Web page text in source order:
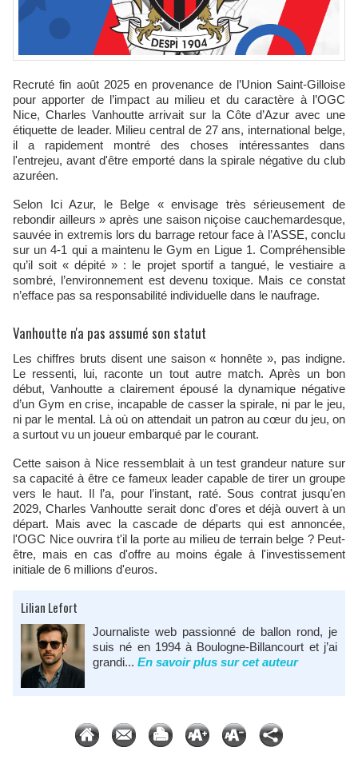
Recruté fin août 2025 en provenance de l’Union Saint-Gilloise
pour apporter de l’impact au milieu et du caractère à l’OGC
Nice, Charles Vanhoutte arrivait sur la Côte d’Azur avec une
étiquette de leader. Milieu central de 27 ans, international belge,
il a rapidement montré des choses intéressantes dans
l'entrejeu, avant d'être emporté dans la spirale négative du club
azuréen.
Selon Ici Azur, le Belge « envisage très sérieusement de
rebondir ailleurs » après une saison niçoise cauchemardesque,
sauvée in extremis lors du barrage retour face à l’ASSE, conclu
sur un 4-1 qui a maintenu le Gym en Ligue 1. Compréhensible
qu’il soit « dépité » : le projet sportif a tangué, le vestiaire a
sombré, l’environnement est devenu toxique. Mais ce constat
n’efface pas sa responsabilité individuelle dans le naufrage.
Vanhoutte n'a pas assumé son statut
Les chiffres bruts disent une saison « honnête », pas indigne.
Le ressenti, lui, raconte un tout autre match. Après un bon
début, Vanhoutte a clairement épousé la dynamique négative
d’un Gym en crise, incapable de casser la spirale, ni par le jeu,
ni par le mental. Là où on attendait un patron au cœur du jeu, on
a surtout vu un joueur embarqué par le courant.
Cette saison à Nice ressemblait à un test grandeur nature sur
sa capacité à être ce fameux leader capable de tirer un groupe
vers le haut. Il l’a, pour l’instant, raté. Sous contrat jusqu'en
2029, Charles Vanhoutte serait donc d'ores et déjà ouvert à un
départ. Mais avec la cascade de départs qui est annoncée,
l'OGC Nice ouvrira t'il la porte au milieu de terrain belge ? Peut-
être, mais en cas d'offre au moins égale à l'investissement
initiale de 6 millions d'euros.
Lilian Lefort
Journaliste web passionné de ballon rond, je
suis né en 1994 à Boulogne-Billancourt et j’ai
grandi... En savoir plus sur cet auteur